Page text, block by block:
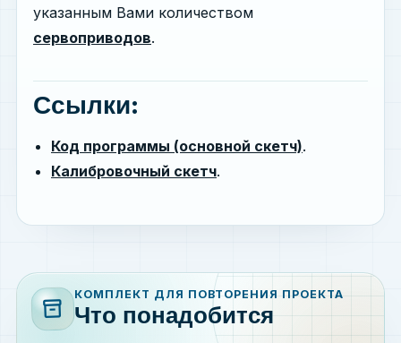
указанным Вами количеством
сервоприводов.
Ссылки:
Код программы (основной скетч).
Калибровочный скетч.
inventory_2
КОМПЛЕКТ ДЛЯ ПОВТОРЕНИЯ ПРОЕКТА
Что понадобится